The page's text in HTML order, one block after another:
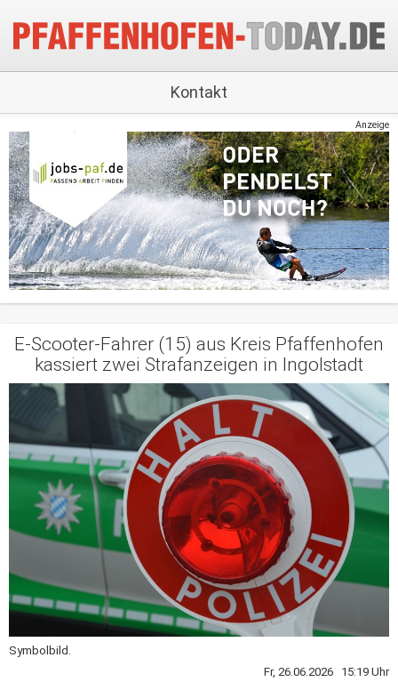
Kontakt
Anzeige
E-Scooter-Fahrer (15) aus Kreis Pfaffenhofen
kassiert zwei Strafanzeigen in Ingolstadt
Symbolbild.
Fr, 26.06.2026 15:19 Uhr